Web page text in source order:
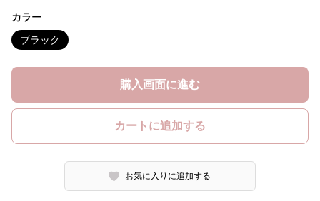
カラー
ブラック
購入画面に進む
カートに追加する
お気に入りに追加する